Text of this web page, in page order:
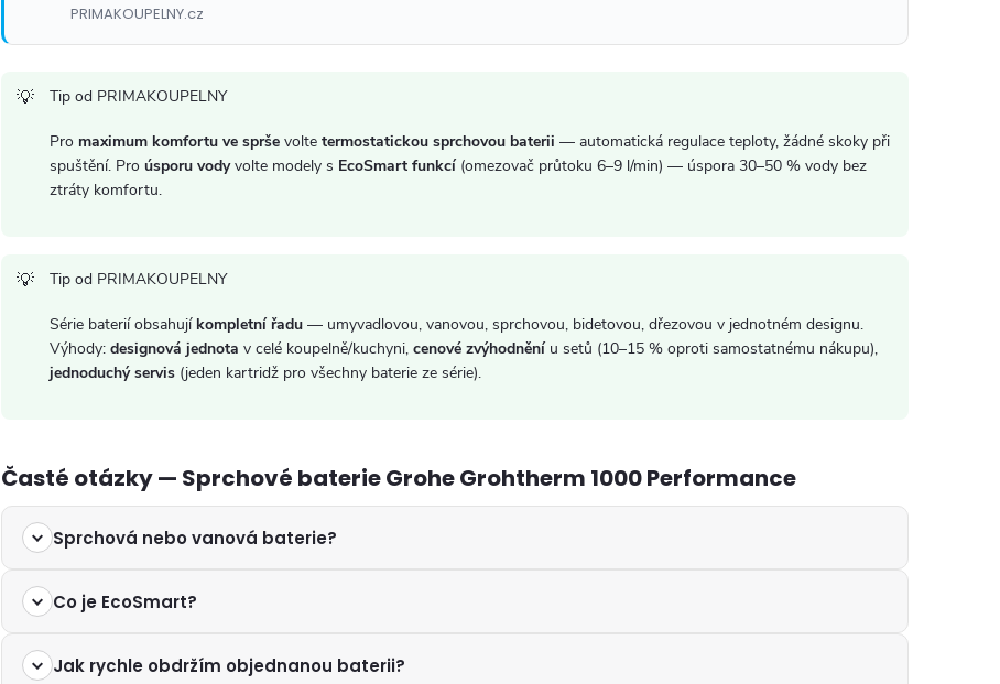
y
v
s
PRIMAKOUPELNY.cz
Tip od PRIMAKOUPELNY
Pro maximum komfortu ve sprše volte termostatickou sprchovou baterii — automatická regulace teploty, žádné skoky při
spuštění. Pro úsporu vodyvolte modely s EcoSmart funkcí (omezovač průtoku 6–9 l/min) — úspora 30–50 % vody bez
ztráty komfortu.
Tip od PRIMAKOUPELNY
Série baterií obsahují kompletní řadu — umyvadlovou, vanovou, sprchovou, bidetovou, dřezovou v jednotném designu.
Výhody: designová jednota v celé koupelně/kuchyni, cenové zvýhodnění u setů (10–15 % oproti samostatnému nákupu),
jednoduchý servis (jeden kartridž pro všechny baterie ze série).
Časté otázky — Sprchové baterie Grohe Grohtherm 1000 Performance
Sprchová nebo vanová baterie?
Co je EcoSmart?
Jak rychle obdržím objednanou baterii?